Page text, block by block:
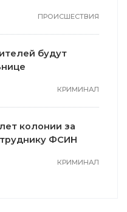
ПРОИСШЕСТВИЯ
будут
КРИМИНАЛ
колонии за
ФСИН
КРИМИНАЛ